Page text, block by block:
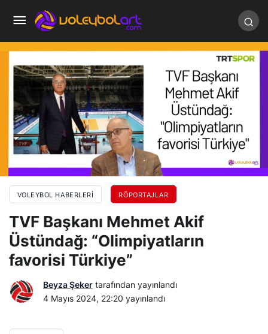
VOLEYBOL HABERLERI RÖPORTAJLAR
TVF Başkanı Mehmet Akif
Üstündağ: “Olimpiyatların
favorisi Türkiye”
Beyza Şeker tarafından yayınlandı
4 Mayıs 2024, 22:20 yayınlandı